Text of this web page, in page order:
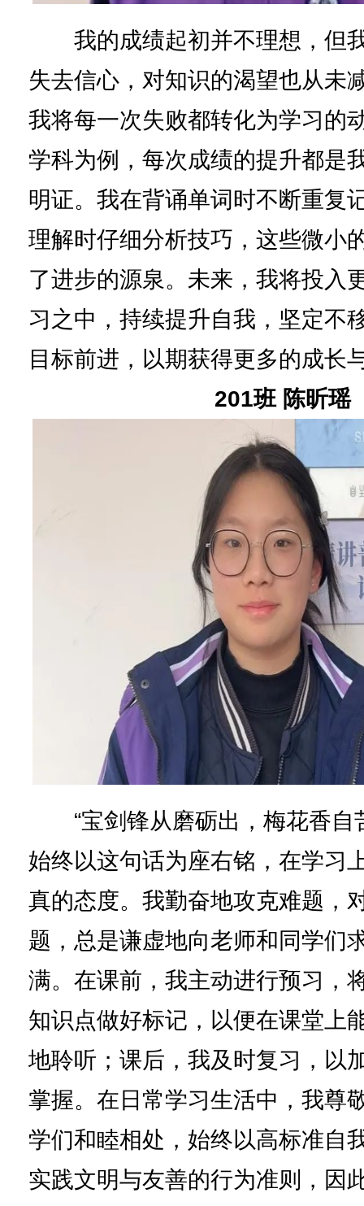
我的成绩起初并不理想，但
失去信心，对知识的渴望也从未
我将每一次失败都转化为学习的
学科为例，每次成绩的提升都是
明证。我在背诵单词时不断重复
理解时仔细分析技巧，这些微小
了进步的源泉。未来，我将投入
习之中，持续提升自我，坚定不
目标前进，以期获得更多的成长
201班 陈昕瑶
“宝剑锋从磨砺出，梅花香自
始终以这句话为座右铭，在学习
真的态度。我勤奋地攻克难题，
题，总是谦虚地向老师和同学们
满。在课前，我主动进行预习，
知识点做好标记，以便在课堂上
地聆听；课后，我及时复习，以
掌握。在日常学习生活中，我尊
学们和睦相处，始终以高标准自
实践文明与友善的行为准则，因